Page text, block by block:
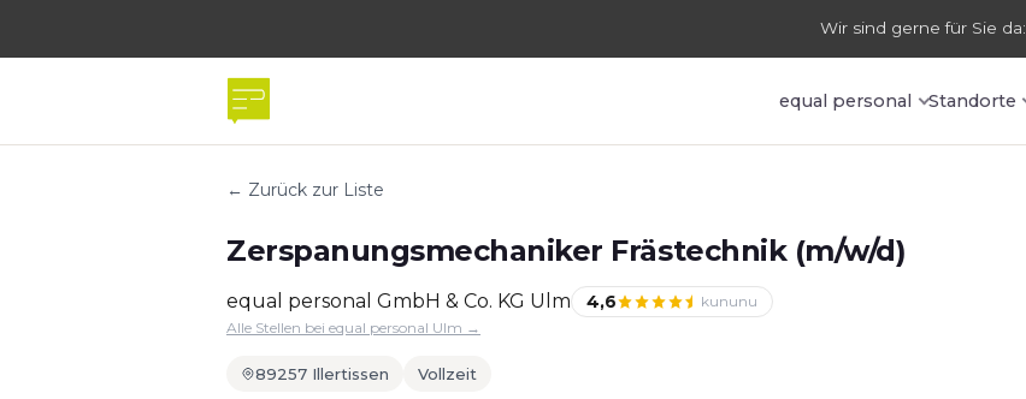
Wir sind gerne für Sie da:
equal personal Standorte
← Zurück zur Liste
Zerspanungsmechaniker Frästechnik (m/w/d)
equal personal GmbH & Co. KG Ulm 4,6
kununu
Alle Stellen bei equal personal Ulm →
89257 Illertissen Vollzeit